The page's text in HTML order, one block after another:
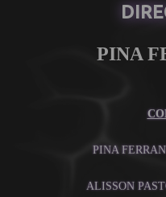
PINA
PINA
ALISSON